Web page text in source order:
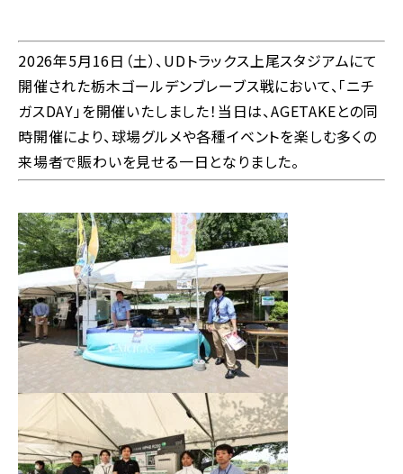
2026年5月16日（土）、UDトラックス上尾スタジアムにて
開催された栃木ゴールデンブレーブス戦において、「ニチ
ガスDAY」を開催いたしました！当日は、AGETAKEとの同
時開催により、球場グルメや各種イベントを楽しむ多くの
来場者で賑わいを見せる一日となりました。